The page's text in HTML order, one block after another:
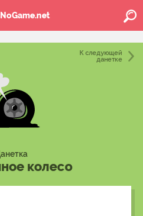
К следующей
данетке
колесо